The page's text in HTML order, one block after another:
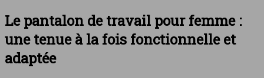
Le pantalon de travail pour femme :
une tenue à la fois fonctionnelle et
adaptée